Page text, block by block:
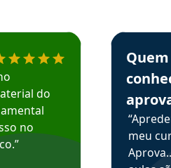
o Aprova Concursos em
do
no
Estudante
Quem
meu